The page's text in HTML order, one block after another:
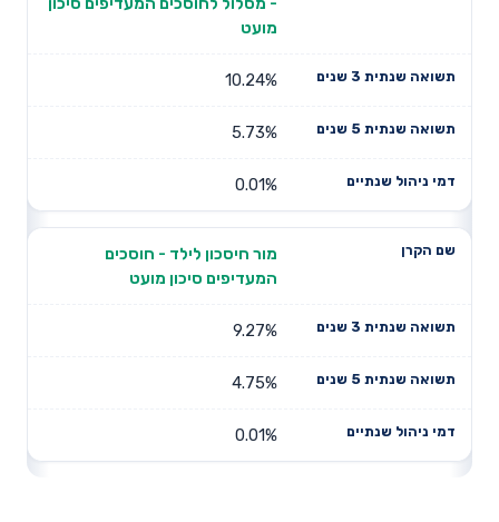
מועט
10.24%
5.73%
0.01%
מור חיסכון לילד - חוסכים
המעדיפים סיכון מועט
9.27%
4.75%
0.01%